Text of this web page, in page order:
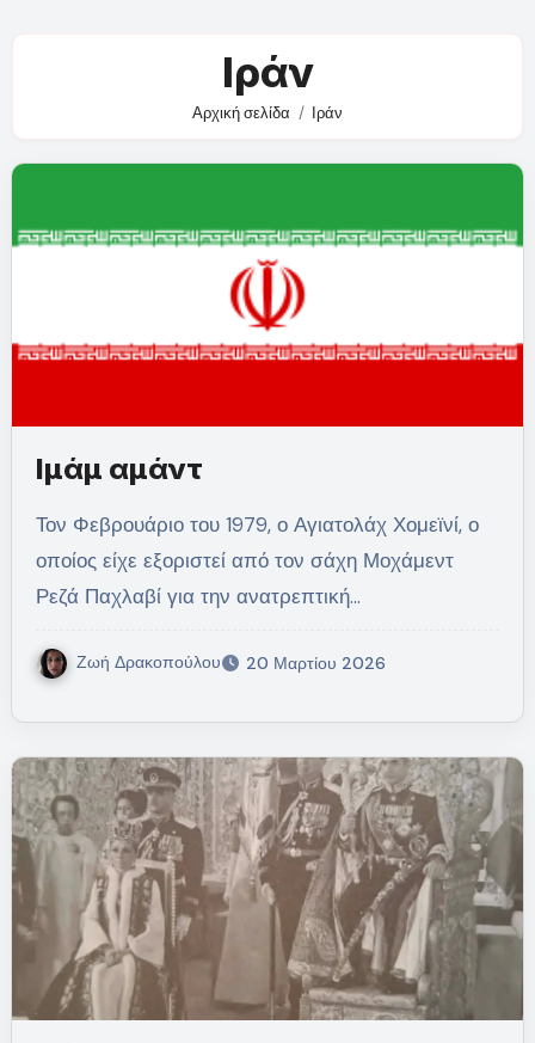
Ιράν
Αρχική σελίδα Ιράν
Ιμάμ αμάντ
Τον Φεβρουάριο του 1979, ο Αγιατολάχ Χομεϊνί, ο
οποίος είχε εξοριστεί από τον σάχη Μοχάμεντ
Ρεζά Παχλαβί για την ανατρεπτική…
Ζωή Δρακοπούλου 20 Μαρτίου 2026